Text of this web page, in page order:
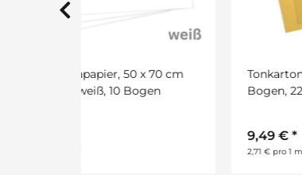
Tonkarton gold, 50 x 70 cm, 10
Bogen, 220 g/qm